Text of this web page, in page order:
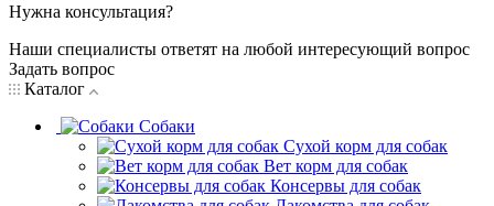
Нужна консультация?
Наши специалисты ответят на любой интересующий вопрос
Задать вопрос
Каталог
Собаки
Сухой корм для собак
Вет корм для собак
Консервы для собак